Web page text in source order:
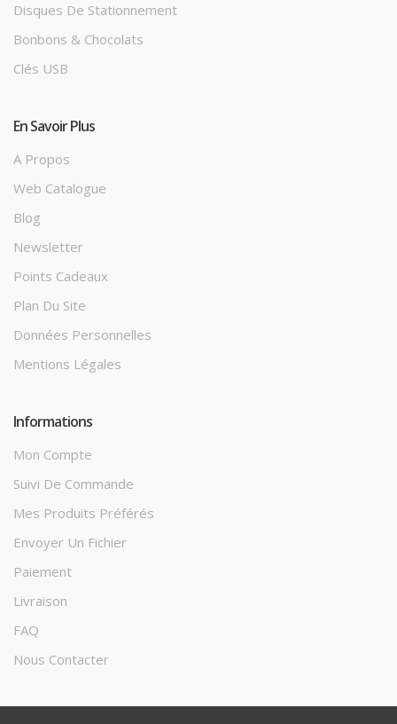
Disques De Stationnement
Bonbons & Chocolats
Clés USB
En Savoir Plus
A Propos
Web Catalogue
Blog
Newsletter
Points Cadeaux
Plan Du Site
Données Personnelles
Mentions Légales
Informations
Mon Compte
Suivi De Commande
Mes Produits Préférés
Envoyer Un Fichier
Paiement
Livraison
FAQ
Nous Contacter